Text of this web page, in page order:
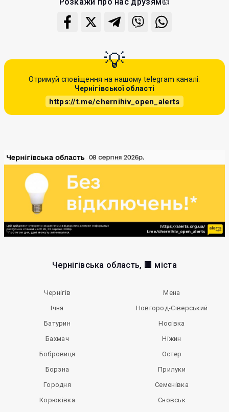
Отримуй сповіщення на нашому telegram каналі:
Чернігівської області
https://t.me/chernihiv_open_alerts
Чернігівська область, 🏢 міста
Чернігів
Ічня
Батурин
Бахмач
Бобровиця
Борзна
Городня
Корюківка
Мена
Новгород-Сіверський
Носівка
Ніжин
Остер
Прилуки
Семенівка
Сновськ